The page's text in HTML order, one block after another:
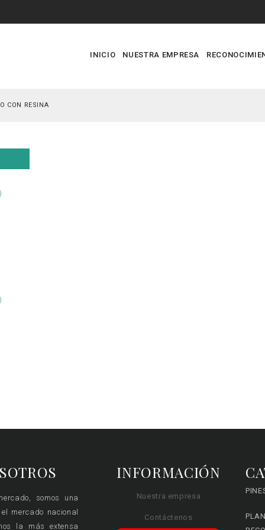
INICIO NUESTRA EMPRESA
CON RESINA
somos una
mercado nacional
la más extensa
INFORMACIÓN
Nuestra empresa
Contáctenos